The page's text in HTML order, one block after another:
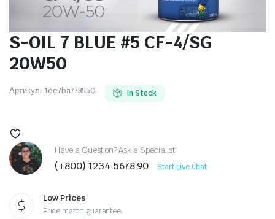
S-OIL 7 BLUE #5 CF-4/SG
20W50
Артикул: 1ee7ba773550 In Stock
Have a Question? Ask a Specialist
(+800) 1234 5678 90 Start Live Chat
Low Prices
Price match guarantee